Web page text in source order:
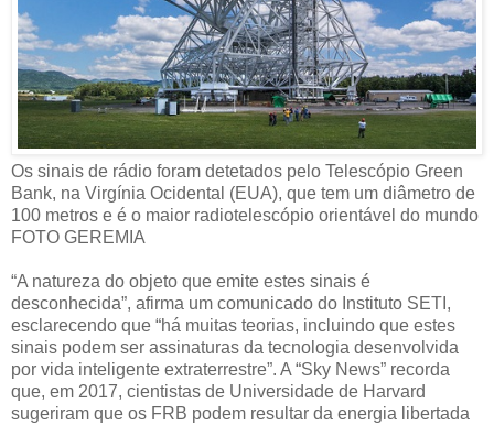
Os sinais de rádio foram detetados pelo Telescópio Green
Bank, na Virgínia Ocidental (EUA), que tem um diâmetro de
100 metros e é o maior radiotelescópio orientável do mundo
FOTO GEREMIA
“A natureza do objeto que emite estes sinais é
desconhecida”, afirma um comunicado do Instituto SETI,
esclarecendo que “há muitas teorias, incluindo que estes
sinais podem ser assinaturas da tecnologia desenvolvida
por vida inteligente extraterrestre”. A “Sky News” recorda
que, em 2017, cientistas de Universidade de Harvard
sugeriram que os FRB podem resultar da energia libertada